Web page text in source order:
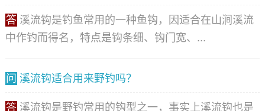
答 溪流钩是钓鱼常用的一种鱼钩，因适合在山涧溪流
中作钓而得名，特点是钩条细、钩门宽、...
问 溪流钩适合用来野钓吗？
答 溪流钩是野钓常用的钩型之一，事实上溪流钩也是